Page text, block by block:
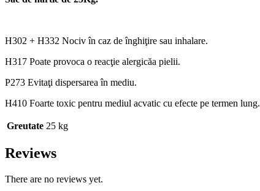
H302 + H332 Nociv în caz de înghiţire sau inhalare.
H317 Poate provoca o reacţie alergicăa pielii.
P273 Evitaţi dispersarea în mediu.
H410 Foarte toxic pentru mediul acvatic cu efecte pe termen lung.
Greutate 25 kg
Reviews
There are no reviews yet.